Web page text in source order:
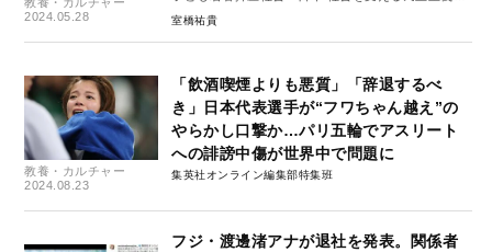
教養・カルチャー
2024.05.28
は何か #3
室橋祐貴
教養・カルチャー
2024.08.23
「飲酒喫煙よりも悪質」「辞退するべ
き」日本代表選手が“フワちゃん越え”の
やらかし口撃か…パリ五輪でアスリート
への誹謗中傷が世界中で問題に
集英社オンライン編集部特集班
フジ・渡邊渚アナが退社を発表。関係者